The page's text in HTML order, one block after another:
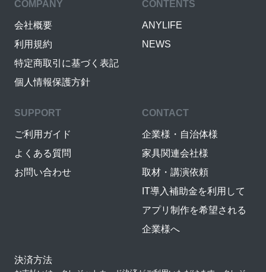
COMPANY
会社概要
利用規約
特定商取引に基づく表記
個人情報保護方針
CONTENTS
ANYLIFE
NEWS
SUPPORT
ご利用ガイド
よくある質問
お問い合わせ
CONTACT
企業様・自治体様
家具関連会社様
取材・講演依頼
IT導入補助金を利用して
アプリ制作を希望される
企業様へ
決済方法